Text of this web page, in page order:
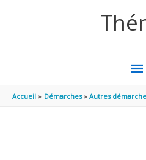
Accueil Démarches Autres